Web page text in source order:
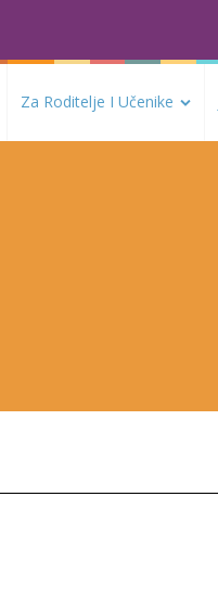
Za Roditelje I Učenike